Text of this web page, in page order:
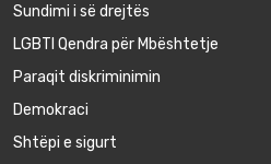
Sundimi i së drejtës
LGBTI Qendra për Mbështetje
Paraqit diskriminimin
Demokraci
Shtëpi e sigurt